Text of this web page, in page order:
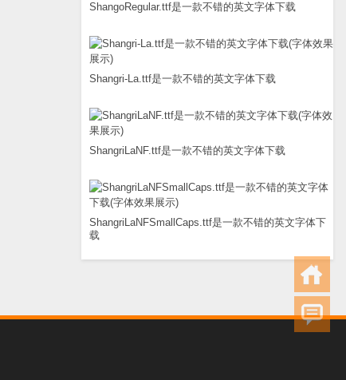
ShangoRegular.ttf是一款不错的英文字体下载
Shangri-La.ttf是一款不错的英文字体下载
ShangriLaNF.ttf是一款不错的英文字体下载
ShangriLaNFSmallCaps.ttf是一款不错的英文字体下
载